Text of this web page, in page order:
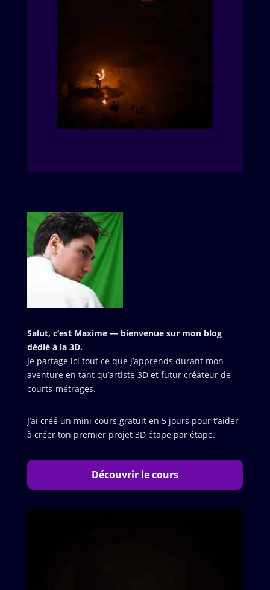
Salut, c’est Maxime — bienvenue sur mon blog
dédié à la 3D.
Je partage ici tout ce que j’apprends durant mon
aventure en tant qu’artiste 3D et futur créateur de
courts-métrages.
J’ai créé un mini-cours gratuit en 5 jours pour t’aider
à créer ton premier projet 3D étape par étape.
Découvrir le cours